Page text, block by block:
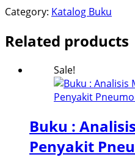
Category: Katalog Buku
Related products
Sale!
Buku :
Penyakit